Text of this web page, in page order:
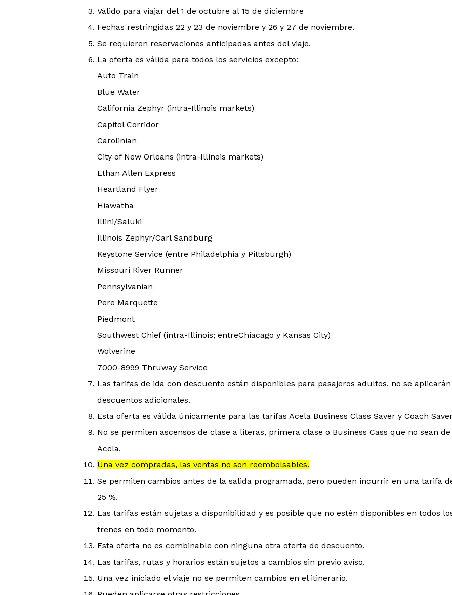
Válido para viajar del 1 de octubre al 15 de diciembre
Fechas restringidas 22 y 23 de noviembre y 26 y 27 de noviembre.
Se requieren reservaciones anticipadas antes del viaje.
La oferta es válida para todos los servicios excepto:
Auto Train
Blue Water
California Zephyr (intra-Illinois markets)
Capitol Corridor
Carolinian
City of New Orleans (intra-Illinois markets)
Ethan Allen Express
Heartland Flyer
Hiawatha
Illini/Saluki
Illinois Zephyr/Carl Sandburg
Keystone Service (entre Philadelphia y Pittsburgh)
Missouri River Runner
Pennsylvanian
Pere Marquette
Piedmont
Southwest Chief (intra-Illinois; entreChiacago y Kansas City)
Wolverine
7000-8999 Thruway Service
Las tarifas de ida con descuento están disponibles para pasajeros adultos, no se aplicarán
descuentos adicionales.
Esta oferta es válida únicamente para las tarifas Acela Business Class Saver y Coach
No se permiten ascensos de clase a literas, primera clase o Business Cass que no sean de
Acela.
Una vez compradas, las ventas no son reembolsables.
Se permiten cambios antes de la salida programada, pero pueden incurrir en una tarifa
25 %.
Las tarifas están sujetas a disponibilidad y es posible que no estén disponibles en todos
trenes en todo momento.
Esta oferta no es combinable con ninguna otra oferta de descuento.
Las tarifas, rutas y horarios están sujetos a cambios sin previo aviso.
Una vez iniciado el viaje no se permiten cambios en el itinerario.